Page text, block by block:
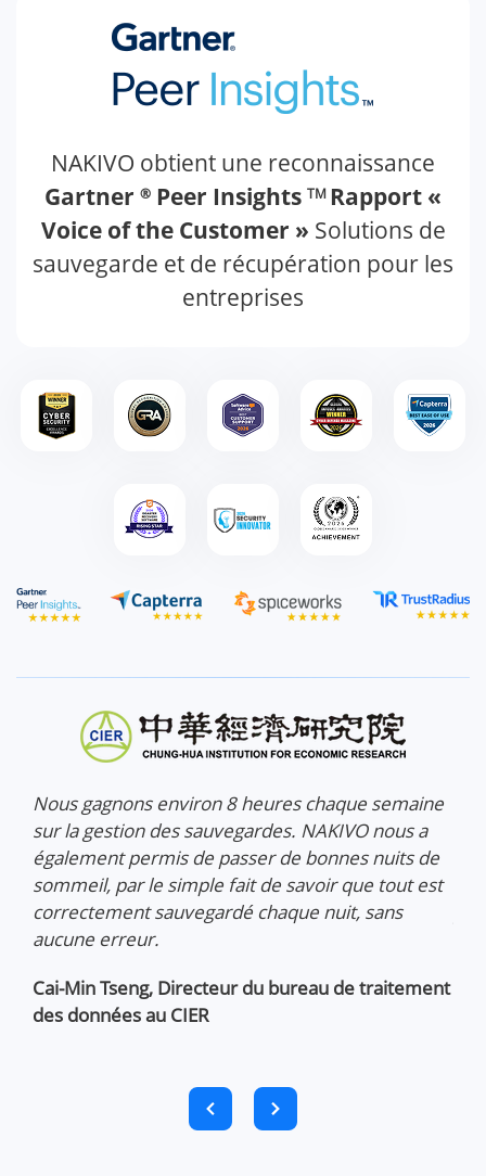
NAKIVO obtient une reconnaissance
Gartner ® Peer Insights TM Rapport «
Voice of the Customer » Solutions de
sauvegarde et de récupération pour les
entreprises
Nous gagnons environ 8 heures chaque semaine
sur la gestion des sauvegardes. NAKIVO nous a
également permis de passer de bonnes nuits de
sommeil, par le simple fait de savoir que tout est
correctement sauvegardé chaque nuit, sans
aucune erreur.
Cai-Min Tseng, Directeur du bureau de traitement
des données au CIER